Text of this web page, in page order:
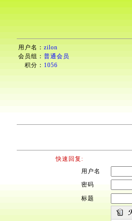
用户名： zilon
会员组： 普通会员
积分： 1056
快速回复:
用户名
密码
标题